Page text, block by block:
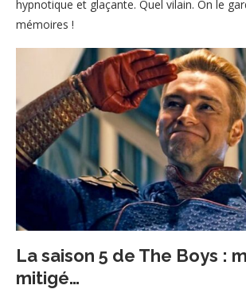
hypnotique et glaçante. Quel vilain. On le
mémoires !
La saison 5 de The Boys :
mitigé…